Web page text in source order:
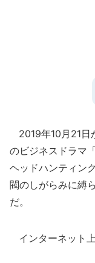
2019年10月21日
のビジネスドラマ
ヘッドハンティン
閥のしがらみに縛
だ。
インターネット